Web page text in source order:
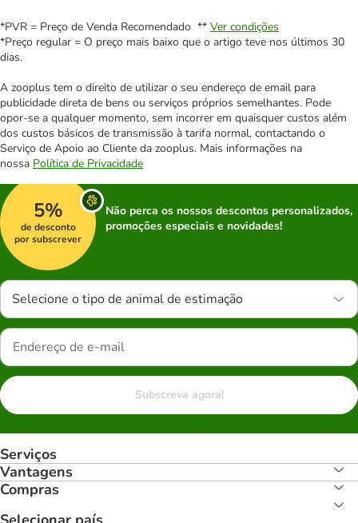
*PVR = Preço de Venda Recomendado ** Ver condições
*Preço regular = O preço mais baixo que o artigo teve nos últimos 30
dias.
A zooplus tem o direito de utilizar o seu endereço de email para
publicidade direta de bens ou serviços próprios semelhantes. Pode
opor-se a qualquer momento, sem incorrer em quaisquer custos além
dos custos básicos de transmissão à tarifa normal, contactando o
Serviço de Apoio ao Cliente da zooplus. Mais informações na
nossa Política de Privacidade
5%
de desconto
por subscrever
Não perca os nossos descontos personalizados,
promoções especiais e novidades!
Selecione o tipo de animal de estimação
Subscreva agora!
Serviços
Vantagens
Compras